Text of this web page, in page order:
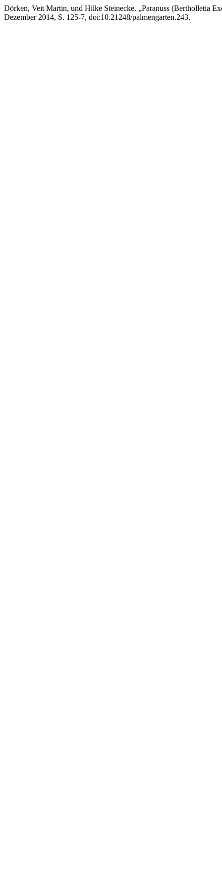
Dörken, Veit Martin, und Hilke Steinecke. „Paranuss (Bertholletia
Dezember 2014, S. 125-7, doi:10.21248/palmengarten.243.